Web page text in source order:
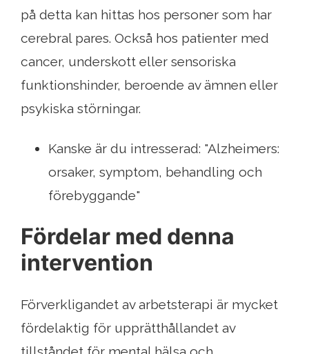
på detta kan hittas hos personer som har
cerebral pares. Också hos patienter med
cancer, underskott eller sensoriska
funktionshinder, beroende av ämnen eller
psykiska störningar.
Kanske är du intresserad: "Alzheimers:
orsaker, symptom, behandling och
förebyggande"
Fördelar med denna
intervention
Förverkligandet av arbetsterapi är mycket
fördelaktig för upprätthållandet av